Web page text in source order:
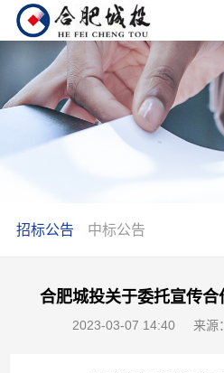
招标公告 中标公告
合肥城投关于委托宣传合
2023-03-07 14:40 来源：